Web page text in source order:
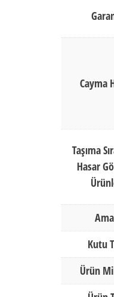
Cayma
Taşıma
Hasar
Kutu
Ürün